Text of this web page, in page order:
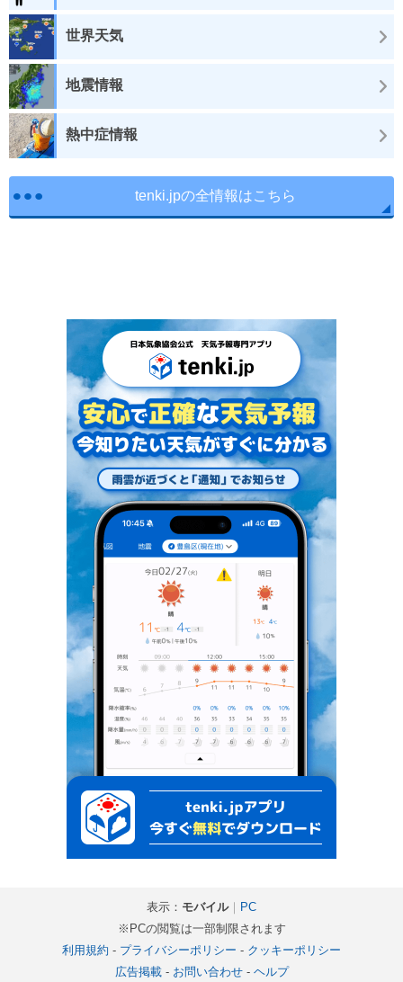
世界天気
地震情報
熱中症情報
tenki.jpの全情報はこちら
表示： モバイル｜ PC
※PCの閲覧は一部制限されます
利用規約 - プライバシーポリシー - クッキーポリシー
広告掲載- お問い合わせ- ヘルプ